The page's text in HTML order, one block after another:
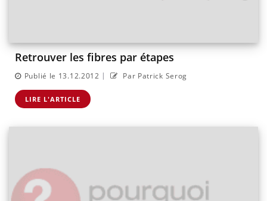
Retrouver les fibres par étapes
Publié le 13.12.2012 | Par Patrick Serog
LIRE L'ARTICLE